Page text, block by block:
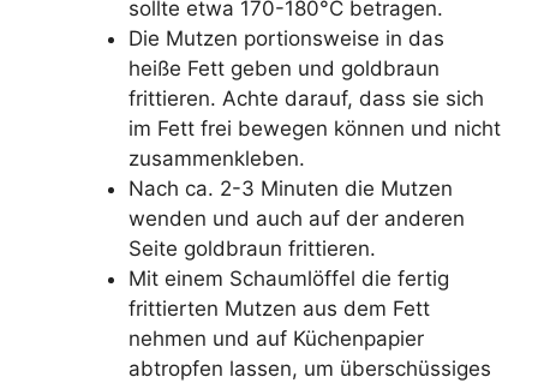
sollte etwa 170-180°C betragen.
Die Mutzen portionsweise in das
heiße Fett geben und goldbraun
frittieren. Achte darauf, dass sie sich
im Fett frei bewegen können und nicht
zusammenkleben.
Nach ca. 2-3 Minuten die Mutzen
wenden und auch auf der anderen
Seite goldbraun frittieren.
Mit einem Schaumlöffel die fertig
frittierten Mutzen aus dem Fett
nehmen und auf Küchenpapier
abtropfen lassen, um überschüssiges